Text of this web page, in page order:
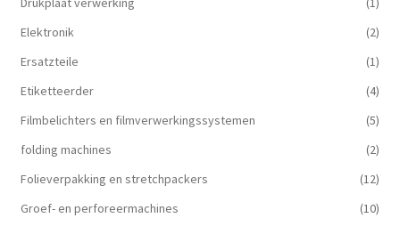
Elektronik
(2)
Ersatzteile
(1)
Etiketteerder
(4)
Filmbelichters en filmverwerkingssystemen
(5)
folding machines
(2)
Folieverpakking en stretchpackers
(12)
Groef- en perforeermachines
(10)